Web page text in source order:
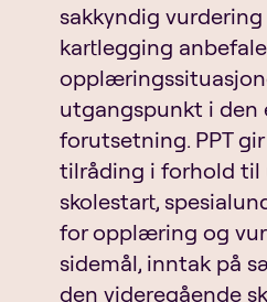
sakkyndig
kartlegging
utgangspunkt i den
forutsetning. PPT
tilråding i forhold
skolestart,
for opplæring og
sidemål, inntak på
den videregående